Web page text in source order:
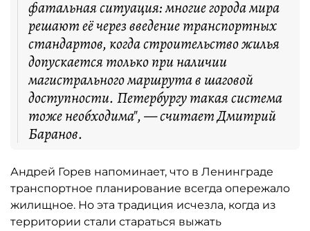
фатальная ситуация: многие города мира
решают её через введение транспортных
стандартов, когда строительство жилья
допускается только при наличии
магистрального маршрута в шаговой
доступности. Петербургу такая система
тоже необходима", — считает Дмитрий
Баранов.
Андрей Горев напоминает, что в Ленинграде
транспортное планирование всегда опережало
жилищное. Но эта традиция исчезла, когда из
территории стали стараться выжать